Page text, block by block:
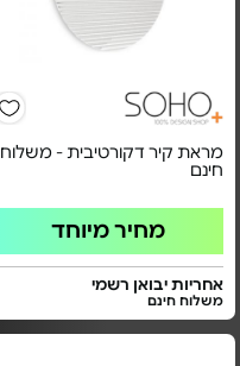
מראת קיר דקורטיבית - משלוח
חינם
מחיר מיוחד
אחריות יבואן רשמי
משלוח חינם